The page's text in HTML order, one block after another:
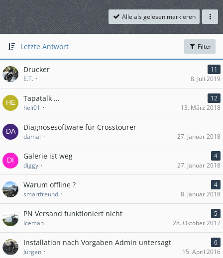
Alle als gelesen markieren
Letzte Antwort Filter
Drucker
11
E.T.
8. Juli 2019
Tapatalk …
12
heli01
13. März 2018
Diagnosesoftware für Crosstourer
damal 27. Januar 2018
Galerie ist weg
4
diggy
27. Januar 2018
Warum offline ?
4
smartfreund
8. Januar 2018
PN Versand funktioniert nicht
5
Iceman
28. Oktober 2017
Installation nach Vorgaben Admin untersagt
6
Jürgen
15. April 2016